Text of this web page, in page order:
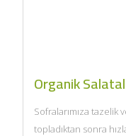
Organik
Sofralarımıza tazelik
topladıktan sonra